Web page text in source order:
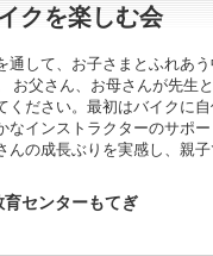
クを楽しむ会
通して、お子さまとふれあ
お父さん、お母さんが先生
ください。最初はバイクに
なインストラクターのサポ
んの成長ぶりを実感し、親
育センターもてぎ